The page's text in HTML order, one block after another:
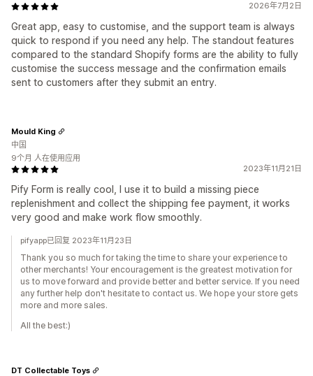
2026年7月2日
Great app, easy to customise, and the support team is always
quick to respond if you need any help. The standout features
compared to the standard Shopify forms are the ability to fully
customise the success message and the confirmation emails
sent to customers after they submit an entry.
2023年11月21日
Pify Form is really cool, I use it to build a missing piece
replenishment and collect the shipping fee payment, it works
very good and make work flow smoothly.
Mould King
中国
9个月 人在使用应用
pifyapp已回复 2023年11月23日
Thank you so much for taking the time to share your experience to
other merchants! Your encouragement is the greatest motivation for
us to move forward and provide better and better service. If you need
any further help don't hesitate to contact us. We hope your store gets
more and more sales.
All the best:)
DT Collectable Toys